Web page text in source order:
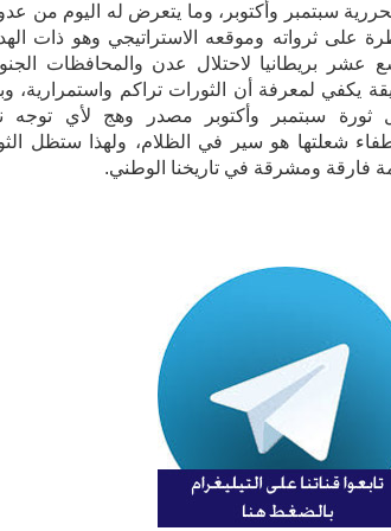
سبتمبر وأكتوبر، وما يتعرض له اليوم من
على ثرواته وموقعه الاستراتيجي وهو ذات
عشر بريطانيا لاحتلال عدن والمحافظات
يكفي لمعرفة أن الثورات تراكم واستمرارية،
ثورة سبتمبر وأكتوبر مصدر وهج لأي توجه